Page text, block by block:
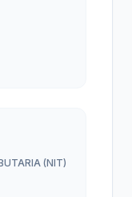
(NIT)